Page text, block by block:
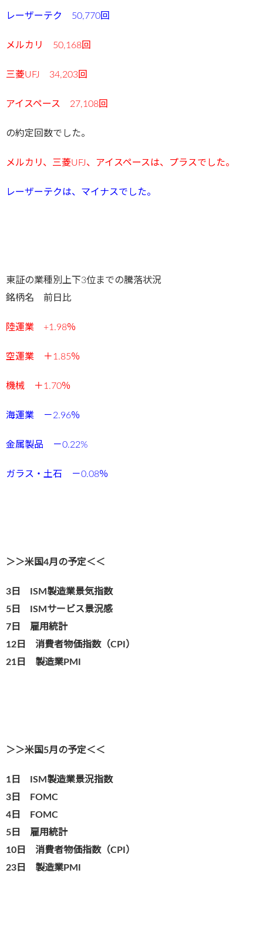
レーザーテク 50,770回
メルカリ 50,168回
三菱UFJ 34,203回
アイスペース 27,108回
の約定回数でした。
メルカリ、三菱UFJ、アイスペースは、プラスで した。
レーザーテクは、マイナスでした。
東証の業種別上下3位までの騰落状況
銘柄名 前日比
陸運業 +1.98％
空運業 ＋1.85％
機械 ＋1.70％
海運業 －2.96％
金属製品 －0.22%
ガラス・土石 －0.08％
＞＞米国4月の予定＜＜
3日 ISM製造業景気指数
5日 ISMサービス景況感
7日 雇用統計
12日 消費者物価指数（CPI）
21日 製造業PMI
＞＞米国5月の予定＜＜
1日 ISM製造業景況指数
3日 FOMC
4日 FOMC
5日 雇用統計
10日 消費者物価指数（CPI）
23日 製造業PMI